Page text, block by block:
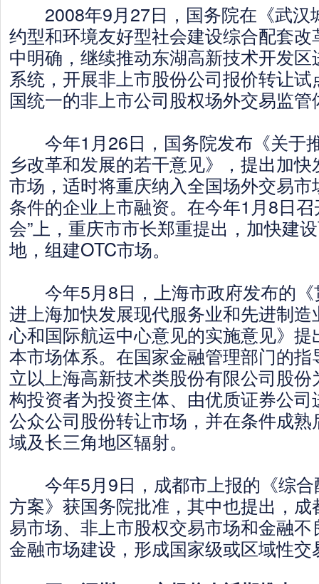
2008年9月27日，国务院在《武汉
约型和环境友好型社会建设综合配套
中明确，继续推动东湖高新技术开发
系统，开展非上市股份公司报价转让
国统一的非上市公司股权场外交易监管
今年1月26日，国务院发布《关于
乡改革和发展的若干意见》，提出加
市场，适时将重庆纳入全国场外交易
条件的企业上市融资。在今年1月8日召
会”上，重庆市市长郑重提出，加快建
地，组建OTC市场。
今年5月8日，上海市政府发布的《
进上海加快发展现代服务业和先进制
心和国际航运中心意见的实施意见》
本市场体系。在国家金融管理部门的
立以上海高新技术类股份有限公司股
构投资者为投资主体、由优质证券公
公众公司股份转让市场，并在条件成
域及长三角地区辐射。
今年5月9日，成都市上报的《综合
方案》获国务院批准，其中也提出，
易市场、非上市股权交易市场和金融
金融市场建设，形成国家级或区域性交